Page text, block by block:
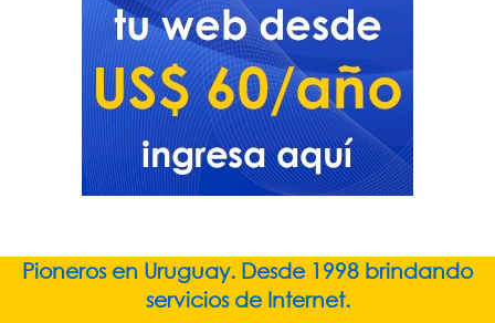
Pioneros en Uruguay. Desde 1998 brindando
servicios de Internet.